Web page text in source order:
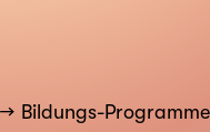
Bildungs-Programme